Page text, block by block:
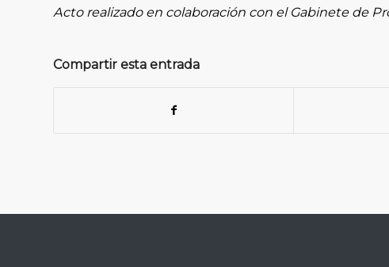
Acto realizado en colaboración con el Gabinete de
Compartir esta entrada